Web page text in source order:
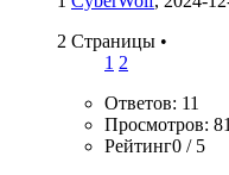
2 Страницы •
1 2
Ответов: 11
Просмотров: 81
Рейтинг0 / 5